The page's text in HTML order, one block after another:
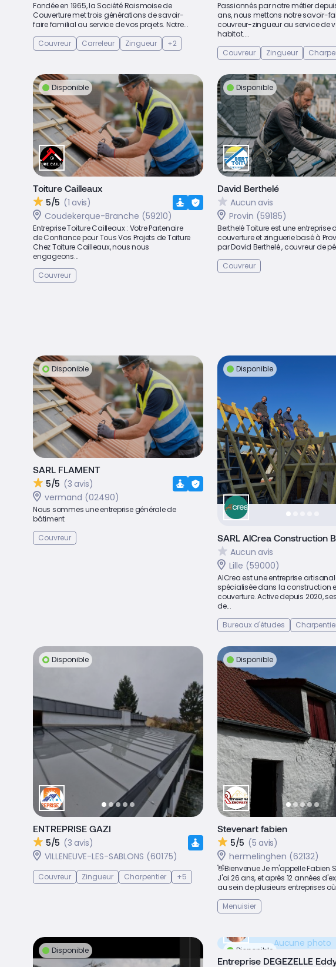
Fondée en 1965, la Société Raismoise de
Couverture met trois générations de savoir-
faire familial au service de vos projets. Notre...
Couvreur
Carreleur Zingueur +2
Passionnés par notre métier
ans, nous mettons notre savoir-
couvreur-zingueur au service de
habitat....
Couvreur
Zingueur
Disponible
Toiture Cailleaux
5/5 (1 avis)
Coudekerque-Branche (59210)
Entreprise Toiture Cailleaux : Votre Partenaire
de Confiance pour Tous Vos Projets de Toiture
Chez Toiture Cailleaux, nous nous
engageons...
Couvreur
Disponible
David Berthelé
Aucun avis
Provin (59185)
Berthelé Toiture est une entreprise
couverture et zinguerie basé à
par David Berthelé , couvreur de
Couvreur
Disponible
SARL FLAMENT
5/5 (3 avis)
vermand (02490)
Nous sommes une entreprise générale de
bâtiment
Couvreur
Disponible
SARL AlCrea Construction
Aucun avis
Lille (59000)
AlCrea est une entreprise
spécialisée dans la construction
couverture. Active depuis 2020,
de...
Bureaux d'études
Disponible
ENTREPRISE GAZI
5/5 (3 avis)
VILLENEUVE-LES-SABLONS (60175)
Couvreur Zingueur Charpentier +5
Disponible
Stevenart fabien
5/5 (5 avis)
hermelinghen (62132)
👋Bienvenue Je m'appelle Fabien
J'ai 26 ans, et après 12 années
au sein de plusieurs entreprises où
Menuisier
Disponible Disponible
Aucune photo
Entreprise DEGEZELLE